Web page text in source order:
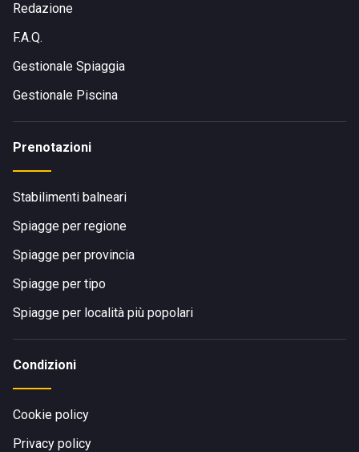
Redazione
F.A.Q.
Gestionale Spiaggia
Gestionale Piscina
Prenotazioni
Stabilimenti balneari
Spiagge per regione
Spiagge per provincia
Spiagge per tipo
Spiagge per località più popolari
Condizioni
Cookie policy
Privacy policy